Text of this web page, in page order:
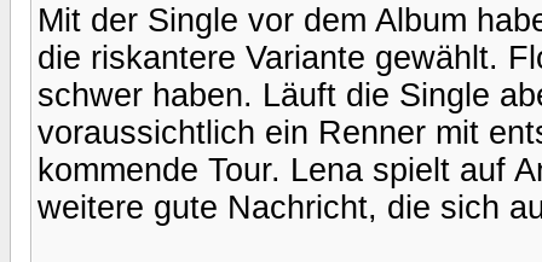
Mit der Single vor dem Album
die riskantere Variante gewählt.
schwer haben. Läuft die Single
voraussichtlich ein Renner mit
kommende Tour. Lena spielt auf
weitere gute Nachricht, die sich